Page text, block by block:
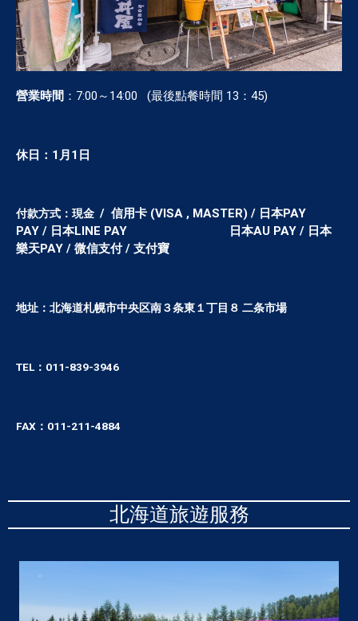
營業時間 ：7:00～14:00 (最後點餐時間 13：45)
休日：1月1日
付款方式：現金 / 信用卡 (VISA , MASTER) / 日本PAY
PAY / 日本LINE PAY 日本AU PAY / 日本
樂天PAY / 微信支付 / 支付寶
地址：北海道札幌市中央区南３条東１丁目８ 二条市場
TEL： 011-839-3946
FAX：011-211-4884
北海道旅遊服務